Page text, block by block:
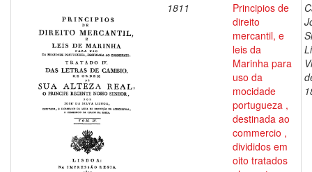
1811
Principios de
direito
mercantil, e
leis da
Marinha para
uso da
mocidade
portugueza ,
destinada ao
commercio ,
divididos em
oito tratados